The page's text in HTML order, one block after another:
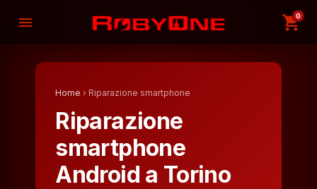
menu shopping_cart
0
Home › Riparazione smartphone
Riparazione
smartphone
Android a Torino